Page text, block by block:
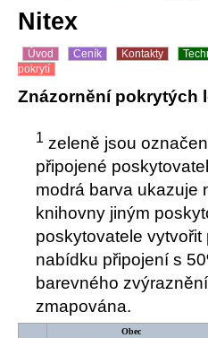
Nitex
Úvod Ceník Kontakty
pokrytí
Znázornění pokrytých
1 zeleně jsou
připojené
modrá barva ukazuje
knihovny jiným
poskytovatele
nabídku připojení s
barevného
zmapována.
Obec